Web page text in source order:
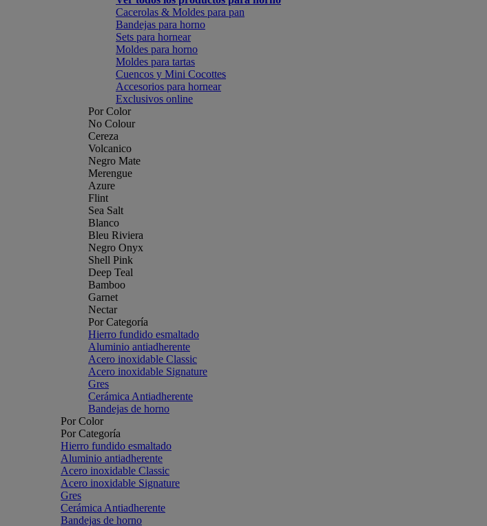
Cacerolas & Moldes para pan
Bandejas para horno
Sets para hornear
Moldes para horno
Moldes para tartas
Cuencos y Mini Cocottes
Accesorios para hornear
Exclusivos online
Por Color
No Colour
Cereza
Volcanico
Negro Mate
Merengue
Azure
Flint
Sea Salt
Blanco
Bleu Riviera
Negro Onyx
Shell Pink
Deep Teal
Bamboo
Garnet
Nectar
Por Categoría
Hierro fundido esmaltado
Aluminio antiadherente
Acero inoxidable Classic
Acero inoxidable Signature
Gres
Cerámica Antiadherente
Bandejas de horno
Por Color
Por Categoría
Hierro fundido esmaltado
Aluminio antiadherente
Acero inoxidable Classic
Acero inoxidable Signature
Gres
Cerámica Antiadherente
Bandejas de horno